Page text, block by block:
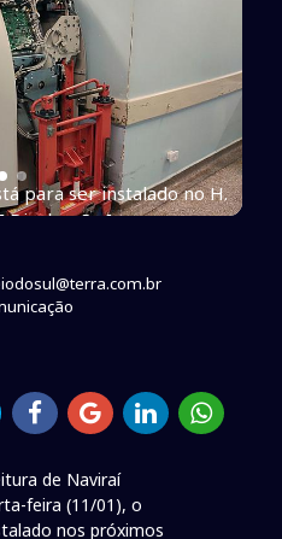
para ser instalado no H.
Divulgação ]
de Naviraí
feira (11/01), o
nos próximos